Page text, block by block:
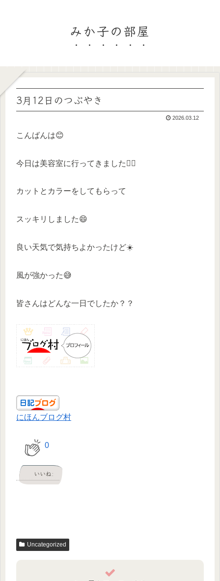
みか子の部屋
3月12日のつぶやき
2026.03.12
こんばんは😊
今日は美容室に行ってきました💇‍♀️
カットとカラーをしてもらって
スッキリしました😄
良い天気で気持ちよかったけど☀️
風が強かった😅
皆さんはどんな一日でしたか？？
にほんブログ村
0
いいね:
Uncategorized